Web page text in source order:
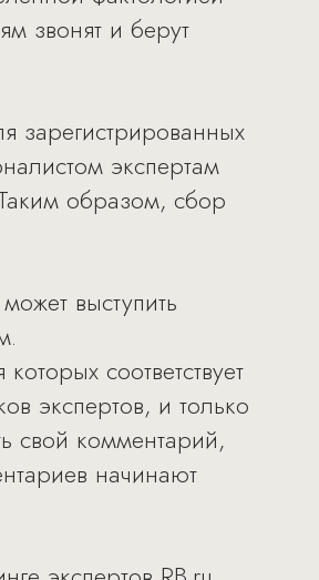
звонят и берут
зарегистрированных
экспертам
образом, сбор
выступить
соответствует
экспертов, и только
свой комментарий,
начинают